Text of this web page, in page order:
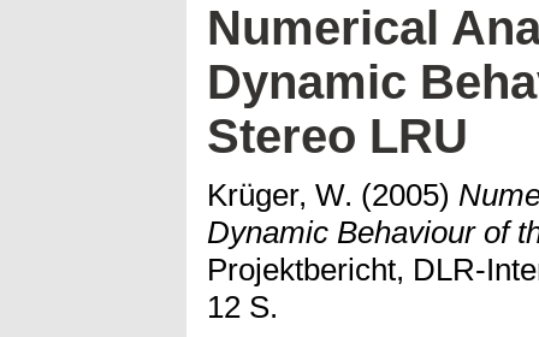
Numerical
Dynamic
Stereo LRU
Krüger, W. (2005)
Dynamic Behaviour of
Projektbericht, DLR-
12 S.